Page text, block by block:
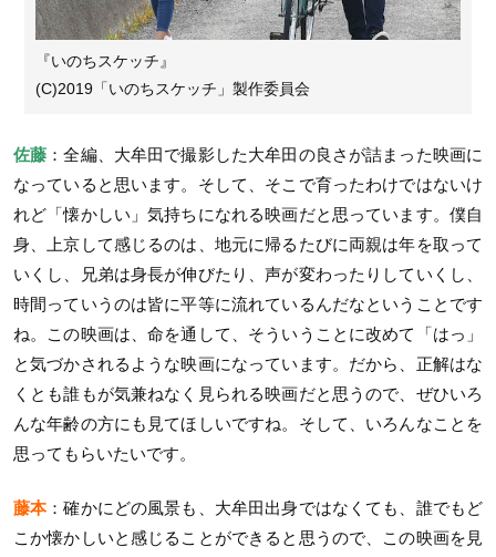
『いのちスケッチ』
(C)2019「いのちスケッチ」製作委員会
佐藤 ：全編、大牟田で撮影した大牟田の良さが詰まった映画に
なっていると思います。そして、そこで育ったわけではないけ
れど「懐かしい」気持ちになれる映画だと思っています。僕自
身、上京して感じるのは、地元に帰るたびに両親は年を取って
いくし、兄弟は身長が伸びたり、声が変わったりしていくし、
時間っていうのは皆に平等に流れているんだなということです
ね。この映画は、命を通して、そういうことに改めて「はっ」
と気づかされるような映画になっています。だから、正解はな
くとも誰もが気兼ねなく見られる映画だと思うので、ぜひいろ
んな年齢の方にも見てほしいですね。そして、いろんなことを
思ってもらいたいです。
藤本：確かにどの風景も、大牟田出身ではなくても、誰でもど
こか懐かしいと感じることができると思うので、この映画を見